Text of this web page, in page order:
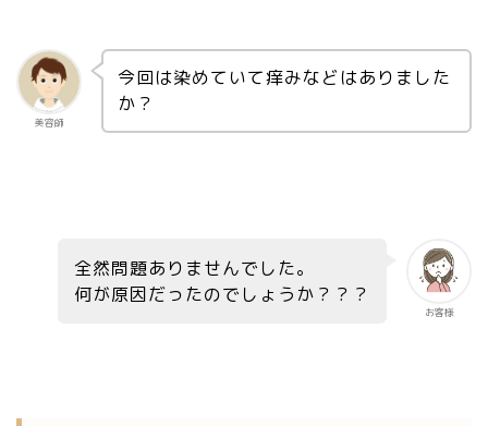
美容師
今回は染めていて痒みなどはありました
か？
お客様
全然問題ありませんでした。
何が原因だったのでしょうか？？？